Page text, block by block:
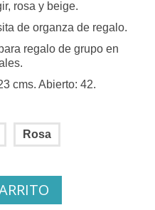
rosa y beige.
de organza de regalo.
regalo de grupo en
cms. Abierto: 42.
Rosa